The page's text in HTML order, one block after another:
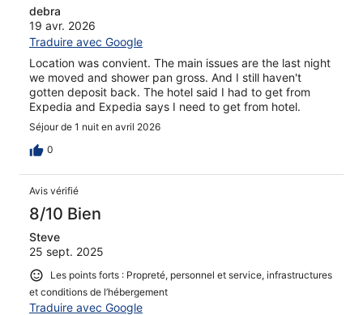
debra
19 avr. 2026
Traduire avec Google
Location was convient. The main issues are the last night
we moved and shower pan gross. And I still haven't
gotten deposit back. The hotel said I had to get from
Expedia and Expedia says I need to get from hotel.
Séjour de 1 nuit en avril 2026
0
Avis vérifié
8/10 Bien
Steve
25 sept. 2025
Les points forts : Propreté, personnel et service, infrastructures
et conditions de l’hébergement
Traduire avec Google